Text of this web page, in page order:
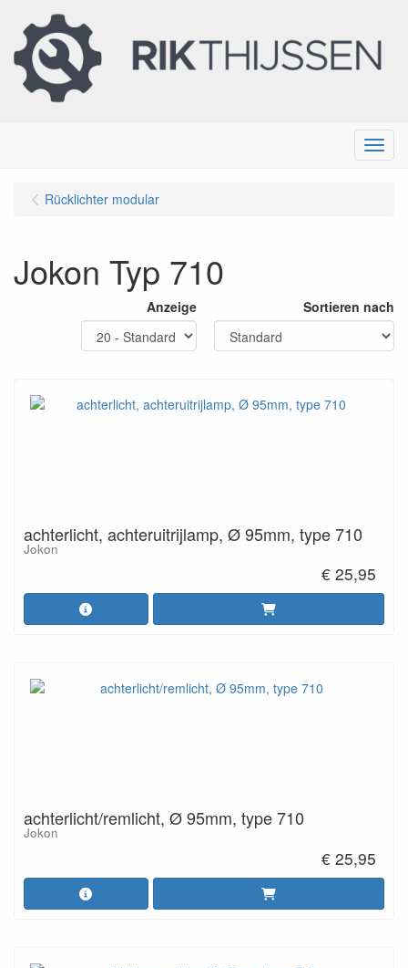
Menu
Rücklichter modular
Jokon Typ 710
Anzeige Sortieren nach
achterlicht, achteruitrijlamp, Ø 95mm, type 710
Jokon
€ 25,95
achterlicht/remlicht, Ø 95mm, type 710
Jokon
€ 25,95